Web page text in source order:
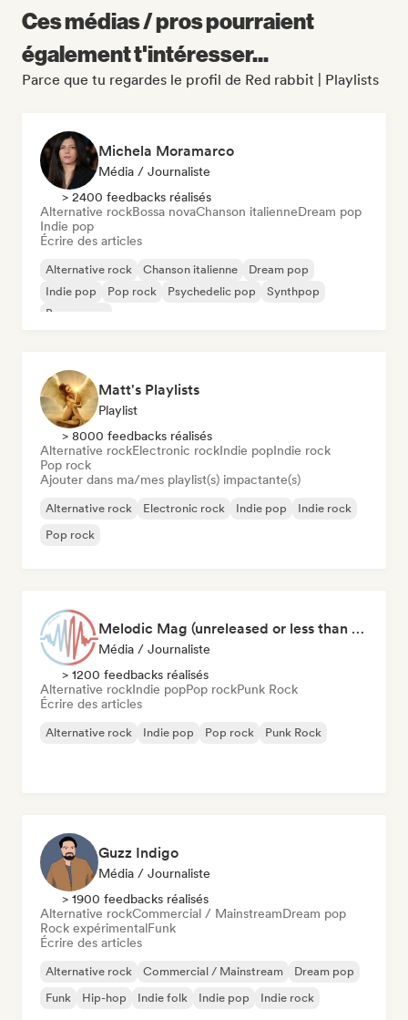
Ces médias / pros pourraient
également t'intéresser...
Parce que tu regardes le profil de Red rabbit | Playlists
Michela Moramarco
Média / Journaliste
> 2400 feedbacks réalisés
Alternative rockBossa novaChanson italienneDream pop
Indie pop
Écrire des articles
Alternative rock Chanson italienne
Dream pop
Indie pop
Pop rock Psychedelic pop
Synthpop
Bossa nova
Matt's Playlists
Playlist
> 8000 feedbacks réalisés
Alternative rockElectronic rockIndie popIndie rock
Pop rock
Ajouter dans ma/mes playlist(s) impactante(s)
Alternative rock Electronic rock Indie pop
Indie rock
Pop rock
Melodic Mag (unreleased or less than 2 weeks since release)
Média / Journaliste
> 1200 feedbacks réalisés
Alternative rockIndie popPop rockPunk Rock
Écrire des articles
Alternative rock Indie pop Pop rock Punk Rock
Guzz Indigo
Média / Journaliste
> 1900 feedbacks réalisés
Alternative rockCommercial / MainstreamDream pop
Rock expérimentalFunk
Écrire des articles
Alternative rock Commercial / Mainstream
Dream pop
Funk
Hip-hop Indie folk Indie pop Indie rock